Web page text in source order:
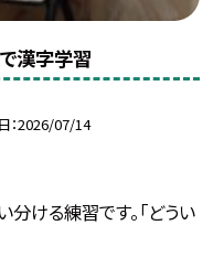
漢字学習
2026/07/14
ける練習です。「どうい